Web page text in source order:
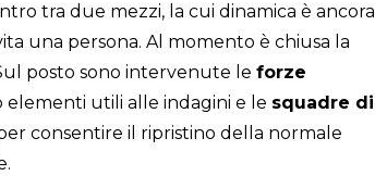
tra due mezzi, la cui dinamica è ancora
una persona. Al momento è chiusa la
posto sono intervenute le forze
elementi utili alle indagini e le squadre di
consentire il ripristino della normale